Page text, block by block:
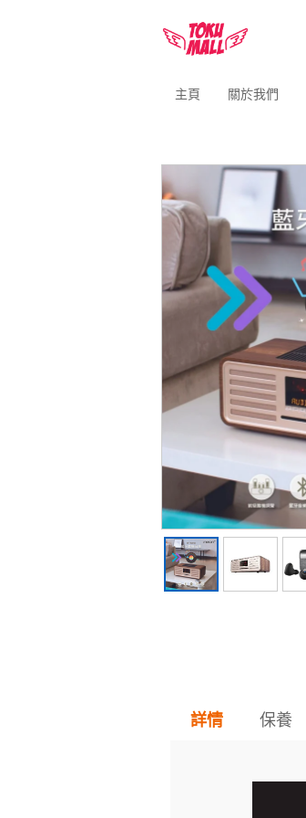
主頁 關於我們
詳情 保養